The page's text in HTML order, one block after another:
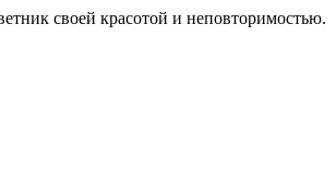
своей красотой и неповторимостью.